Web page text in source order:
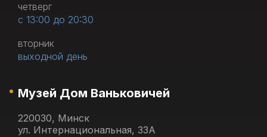
четверг
с 13:00 до 20:30
вторник
выходной день
Музей Дом Ваньковичей
220030, Минск
ул. Интернациональная, 33А